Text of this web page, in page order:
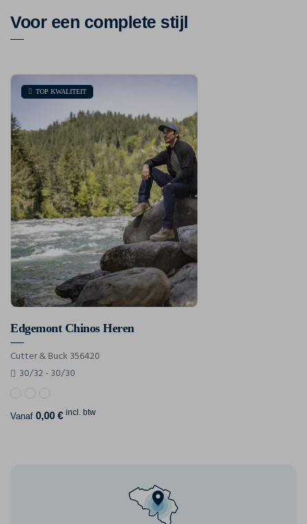
Voor een complete stijl
TOP KWALITEIT
Edgemont Chinos Heren
Cutter & Buck 356420
30/32 - 30/30
Vanaf 0,00 € incl. btw